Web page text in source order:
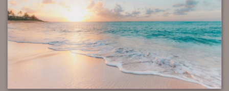
Recenzii